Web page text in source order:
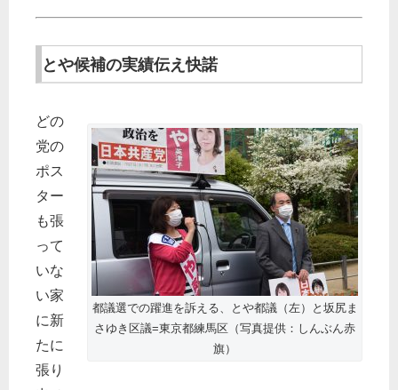
とや候補の実績伝え快諾
都議選での躍進を訴える、とや都議（左）と坂尻ま
さゆき区議=東京都練馬区（写真提供：しんぶん赤
旗）
どの
党の
ポス
ター
も張
って
いな
い家
に新
たに
張り